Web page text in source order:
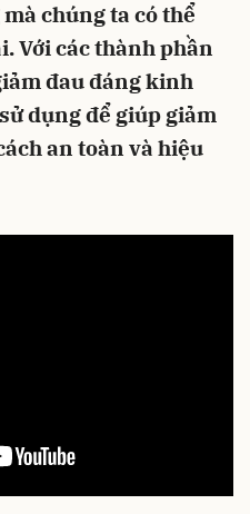
chúng ta có thể
Với các thành phần
đau đáng kinh
dụng để giúp giảm
an toàn và hiệu